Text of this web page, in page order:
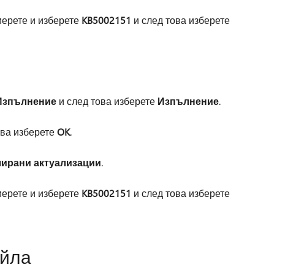
и изберете KB5002151 и след това изберете
и след това изберете Изпълнение.
изберетеOK.
актуализации.
и изберете KB5002151 и след това изберете